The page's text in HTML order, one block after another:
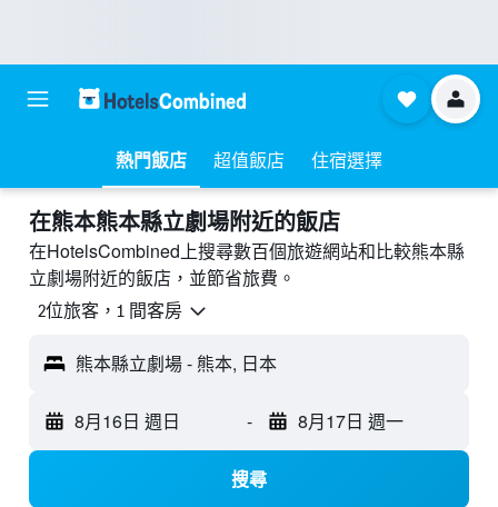
熱門飯店 超值飯店 住宿選擇
​在熊本熊本縣立劇場附近​的飯店
在HotelsCombined上搜尋數百個旅遊網站和比較熊本縣
立劇場附近的飯店，並節省旅費。
2位旅客，1 間客房
熊本縣立劇場 - 熊本, 日本
8月16日 週日 - 8月17日 週一
搜尋